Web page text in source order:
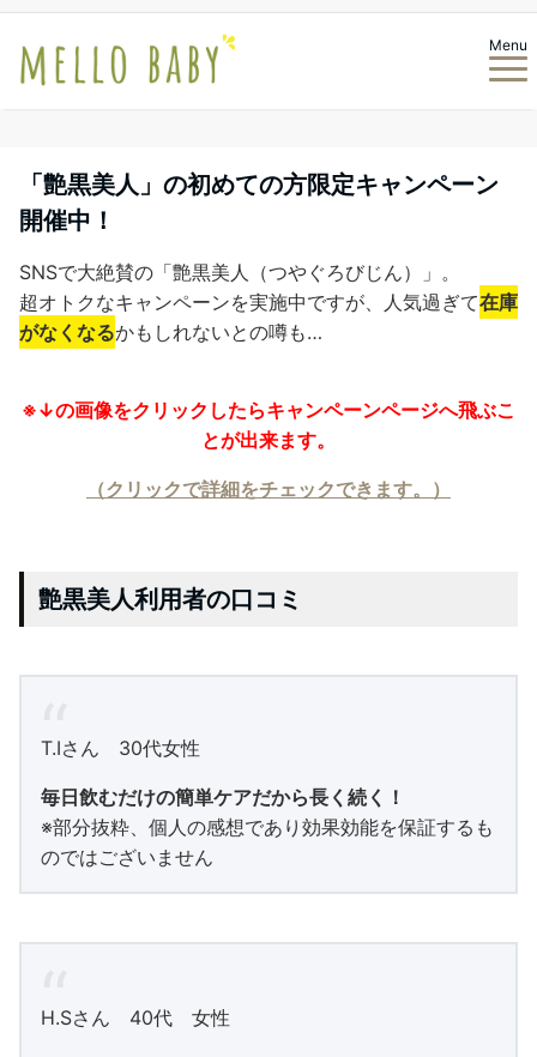
Menu
「艶黒美人」の初めての方限定キャンペーン
開催中！
SNSで大絶賛の「艶黒美人（つやぐろびじん）」。
超オトクなキャンペーンを実施中ですが、人気過ぎて在庫
がなくなるかもしれないとの噂も…
※↓の画像をクリックしたらキャンペーンページへ飛ぶこ
とが出来ます。
（クリックで詳細をチェックできます。）
艶黒美人利用者の口コミ
T.Iさん 30代女性
毎日飲むだけの簡単ケアだから長く続く！
※部分抜粋、個人の感想であり効果効能を保証するも
のではございません
H.Sさん 40代 女性